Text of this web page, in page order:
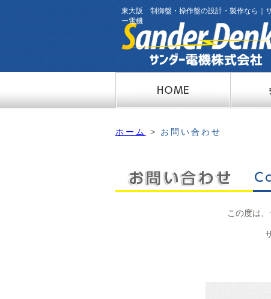
東大阪 制御盤・操作盤の設計・製作なら｜
ー電機
ホーム > お問い合わせ
この度は